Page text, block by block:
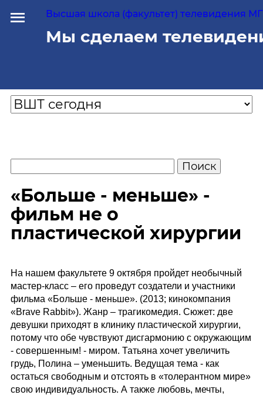
Высшая школа (факультет) телевидения
Мы сделаем
«Больше - меньше» -
фильм не о
пластической хирургии
На нашем факультете 9 октября пройдет необычный
мастер-класс – его проведут создатели и участники
фильма «Больше - меньше». (2013; кинокомпания
«Brave Rabbit»). Жанр – трагикомедия. Сюжет: две
девушки приходят в клинику пластической хирургии,
потому что обе чувствуют дисгармонию с окружающим
- совершенным! - миром. Татьяна хочет увеличить
грудь, Полина – уменьшить. Ведущая тема - как
остаться свободным и отстоять в «толерантном мире»
свою индивидуальность. А также любовь, мечты,